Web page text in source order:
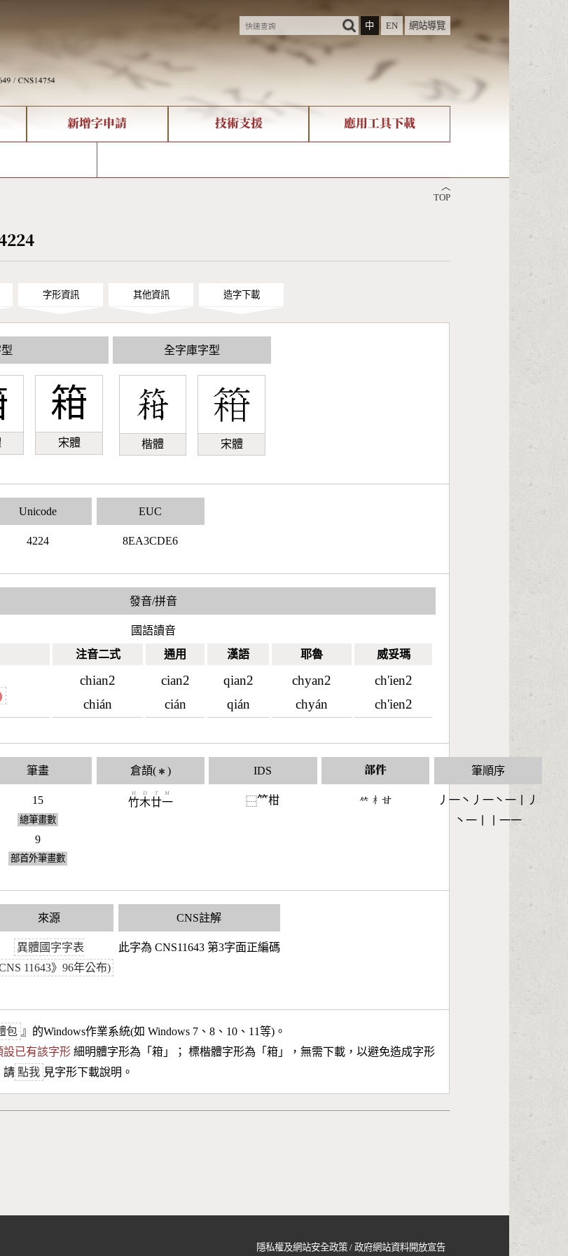
中
EN 網站導覽
新增字申請 技術支援 應用工具下載
︿
TOP
字形資訊 其他資訊 造字下載
䈤
宋體
全字庫字型
楷體 宋體
Unicode
4224
EUC
8EA3CDE6
發音/拼音
國語讀音
注音二式 通用 漢語 耶魯 威妥瑪
chian2
chián
cian2
cián
qian2
qián
chyan2
chyán
ch'ien2
ch'ien2
筆畫
15
總筆畫數
9
部首外筆畫數
倉頡( ✱ )
竹
H
木
D
廿
T
一
M
IDS
⿱𥫗柑
部件
󶆆󶂸󶄜
筆順序
丿一丶丿一丶一丨丿
丶一丨丨一一
來源
異體國字字表
11643》96年公布)
CNS註解
此字為 CNS11643 第3字面正編碼
包 』的Windows作業系統(如 Windows 7、8、10、11等)。
設已有該字形 細明體字形為「䈤 」； 標楷體字形為「䈤 」，無需下載，以避免造成字形
請 點我 見字形下載說明。
隱私權及網站安全政策 /政府網站資料開放宣告